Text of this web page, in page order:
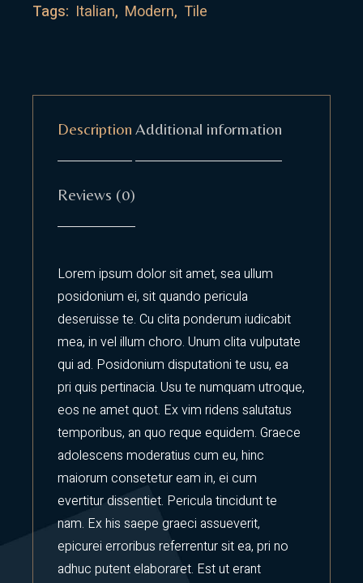
Tags: Italian, Modern, Tile
Description Additional information
Reviews (0)
Lorem ipsum dolor sit amet, sea ullum
posidonium ei, sit quando pericula
deseruisse te. Cu clita ponderum iudicabit
mea, in vel illum choro. Unum clita vulputate
qui ad. Posidonium disputationi te usu, ea
pri quis pertinacia. Usu te numquam utroque,
eos ne amet quot. Ex vim ridens salutatus
temporibus, an quo reque equidem. Graece
adolescens moderatius cum eu, hinc
maiorum consetetur eam in, ei cum
evertitur dissentiet. Pericula tincidunt te
nam. Ex his saepe graeci assueverit,
epicurei erroribus referrentur sit ea, pri no
adhuc putent elaboraret. Est ut erant